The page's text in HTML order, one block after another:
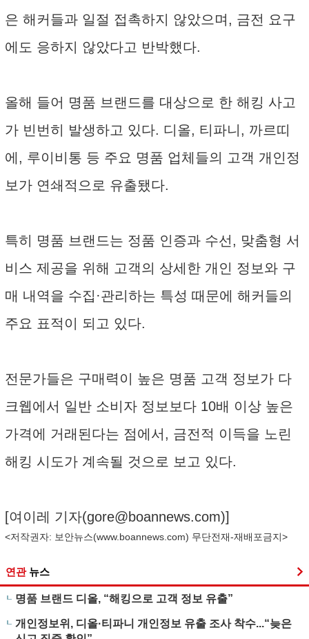
은 해커들과 일절 접촉하지 않았으며, 금전 요구
에도 응하지 않았다고 반박했다.
올해 들어 명품 브랜드를 대상으로 한 해킹 사고
가 빈번히 발생하고 있다. 디올, 티파니, 까르띠
에, 루이비통 등 주요 명품 업체들의 고객 개인정
보가 연쇄적으로 유출됐다.
특히 명품 브랜드는 정품 인증과 수선, 맞춤형 서
비스 제공을 위해 고객의 상세한 개인 정보와 구
매 내역을 수집·관리하는 특성 때문에 해커들의
주요 표적이 되고 있다.
전문가들은 구매력이 높은 명품 고객 정보가 다
크웹에서 일반 소비자 정보보다 10배 이상 높은
가격에 거래된다는 점에서, 금전적 이득을 노린
해킹 시도가 계속될 것으로 보고 있다.
[여이레 기자(gore@boannews.com)]
<저작권자: 보안뉴스(www.boannews.com) 무단전재-재배포금지>
연관 뉴스
명품 브랜드 디올, “해킹으로 고객 정보 유출”
개인정보위, 디올·티파니 개인정보 유출 조사 착수...“늦은